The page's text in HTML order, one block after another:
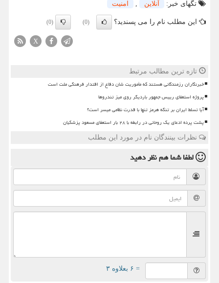
تگهای خبر:
آنلاین , امنیت
این مطلب نام را می پسندید؟ (0)
(0)
X
تازه ترین مطالب مرتبط
خبرنگاران رزمندگانی هستند که مأموریت شان دفاع از اقتدار فرهنگی ملت است
پروژه استعفای رییس جمهور باردیگر روی میز تندروها
آیا تسلط ایران بر تنگه هرمز تنها با قدرت نظامی میسر است؟
پشت پرده ادعای یک روحانی در رابطه با ۲۸ بار استعفای مسعود پزشکیان
نظرات بینندگان نام در مورد این مطلب
لطفا شما همنظر دهید
= ۶ بعلاوه ۳